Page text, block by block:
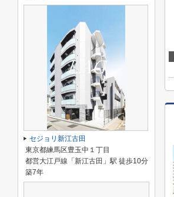
セジョリ新江古田
東京都練馬区豊玉中１丁目
都営大江戸線「新江古田」駅 徒歩10分
築7年